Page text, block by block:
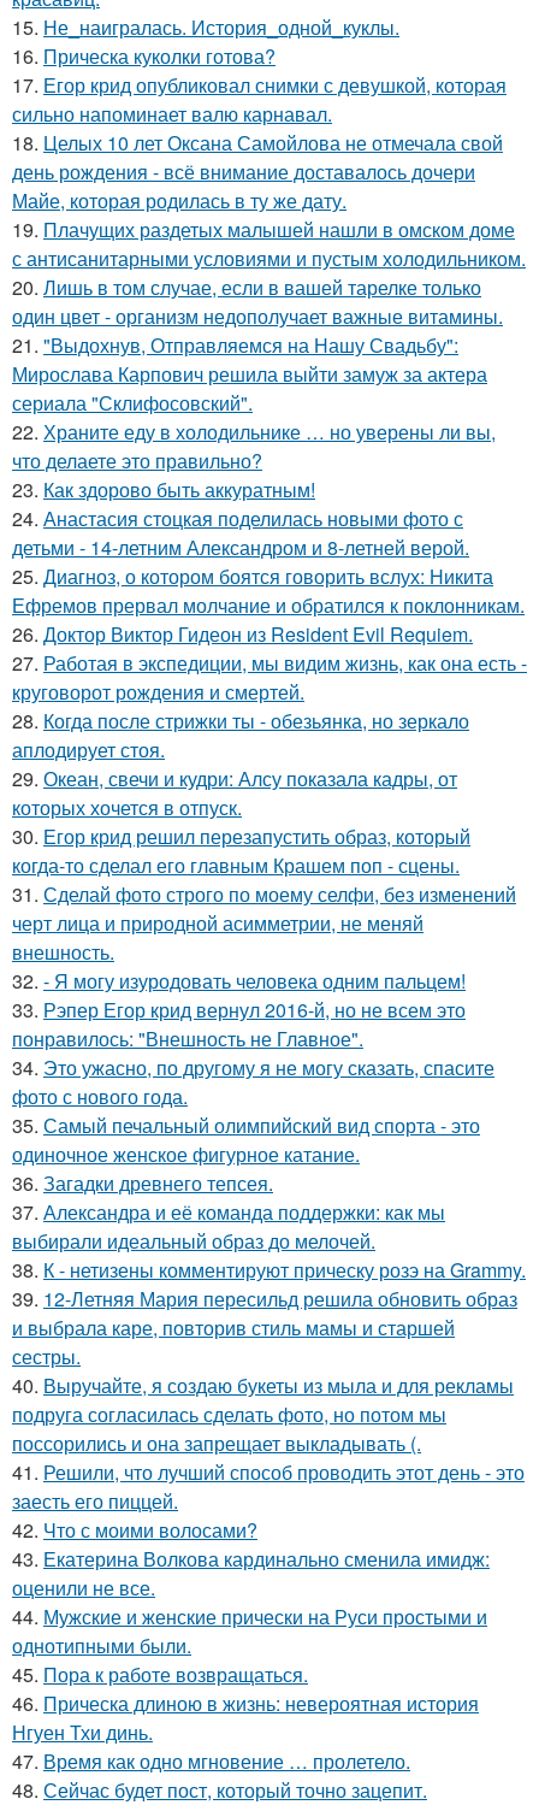
15. Не_наигралась. История_одной_куклы.
16. Прическа куколки готова?
17. Егор крид опубликовал снимки с девушкой, которая
сильно напоминает валю карнавал.
18. Целых 10 лет Оксана Самойлова не отмечала свой
день рождения - всё внимание доставалось дочери
Майе, которая родилась в ту же дату.
19. Плачущих раздетых малышей нашли в омском доме
с антисанитарными условиями и пустым холодильником.
20. Лишь в том случае, если в вашей тарелке только
один цвет - организм недополучает важные витамины.
21. "Выдохнув, Отправляемся на Нашу Свадьбу":
Мирослава Карпович решила выйти замуж за актера
сериала "Склифосовский".
22. Храните еду в холодильнике … но уверены ли вы,
что делаете это правильно?
23. Как здорово быть аккуратным!
24. Анастасия стоцкая поделилась новыми фото с
детьми - 14-летним Александром и 8-летней верой.
25. Диагноз, о котором боятся говорить вслух: Никита
Ефремов прервал молчание и обратился к поклонникам.
26. Доктор Виктор Гидеон из Resident Evil Requiem.
27. Работая в экспедиции, мы видим жизнь, как она есть -
круговорот рождения и смертей.
28. Когда после стрижки ты - обезьянка, но зеркало
аплодирует стоя.
29. Океан, свечи и кудри: Алсу показала кадры, от
которых хочется в отпуск.
30. Егор крид решил перезапустить образ, который
когда-то сделал его главным Крашем поп - сцены.
31. Сделай фото строго по моему селфи, без изменений
черт лица и природной асимметрии, не меняй
внешность.
32. - Я могу изуродовать человека одним пальцем!
33. Рэпер Егор крид вернул 2016-й, но не всем это
понравилось: "Внешность не Главное".
34. Это ужасно, по другому я не могу сказать, спасите
фото с нового года.
35. Самый печальный олимпийский вид спорта - это
одиночное женское фигурное катание.
36. Загадки древнего тепсея.
37. Александра и её команда поддержки: как мы
выбирали идеальный образ до мелочей.
38. К - нетизены комментируют прическу розэ на Grammy.
39. 12-Летняя Мария пересильд решила обновить образ
и выбрала каре, повторив стиль мамы и старшей
сестры.
40. Выручайте, я создаю букеты из мыла и для рекламы
подруга согласилась сделать фото, но потом мы
поссорились и она запрещает выкладывать (.
41. Решили, что лучший способ проводить этот день - это
заесть его пиццей.
42. Что с моими волосами?
43. Екатерина Волкова кардинально сменила имидж:
оценили не все.
44. Мужские и женские прически на Руси простыми и
однотипными были.
45. Пора к работе возвращаться.
46. Прическа длиною в жизнь: невероятная история
Нгуен Тхи динь.
47. Время как одно мгновение … пролетело.
48. Сейчас будет пост, который точно зацепит.